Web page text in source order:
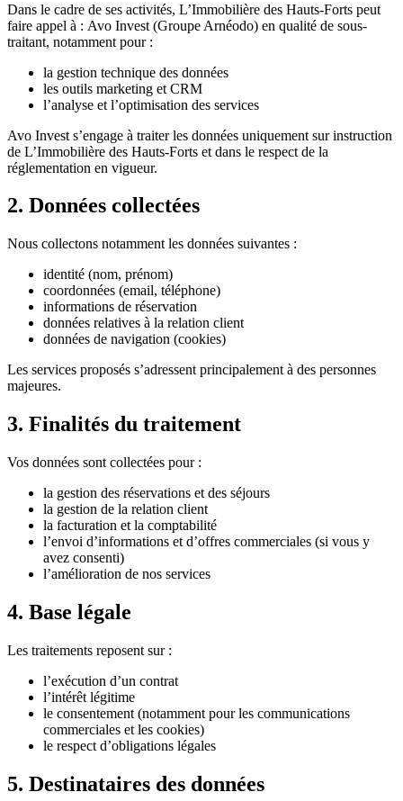
Dans le cadre de ses activités, L’Immobilière des Hauts-Forts peut
faire appel à : Avo Invest (Groupe Arnéodo) en qualité de sous-
traitant, notamment pour :
la gestion technique des données
les outils marketing et CRM
l’analyse et l’optimisation des services
Avo Invest s’engage à traiter les données uniquement sur instruction
de L’Immobilière des Hauts-Forts et dans le respect de la
réglementation en vigueur.
2. Données collectées
Nous collectons notamment les données suivantes :
identité (nom, prénom)
coordonnées (email, téléphone)
informations de réservation
données relatives à la relation client
données de navigation (cookies)
Les services proposés s’adressent principalement à des personnes
majeures.
3. Finalités du traitement
Vos données sont collectées pour :
la gestion des réservations et des séjours
la gestion de la relation client
la facturation et la comptabilité
l’envoi d’informations et d’offres commerciales (si vous y
avez consenti)
l’amélioration de nos services
4. Base légale
Les traitements reposent sur :
l’exécution d’un contrat
l’intérêt légitime
le consentement (notamment pour les communications
commerciales et les cookies)
le respect d’obligations légales
5. Destinataires des données